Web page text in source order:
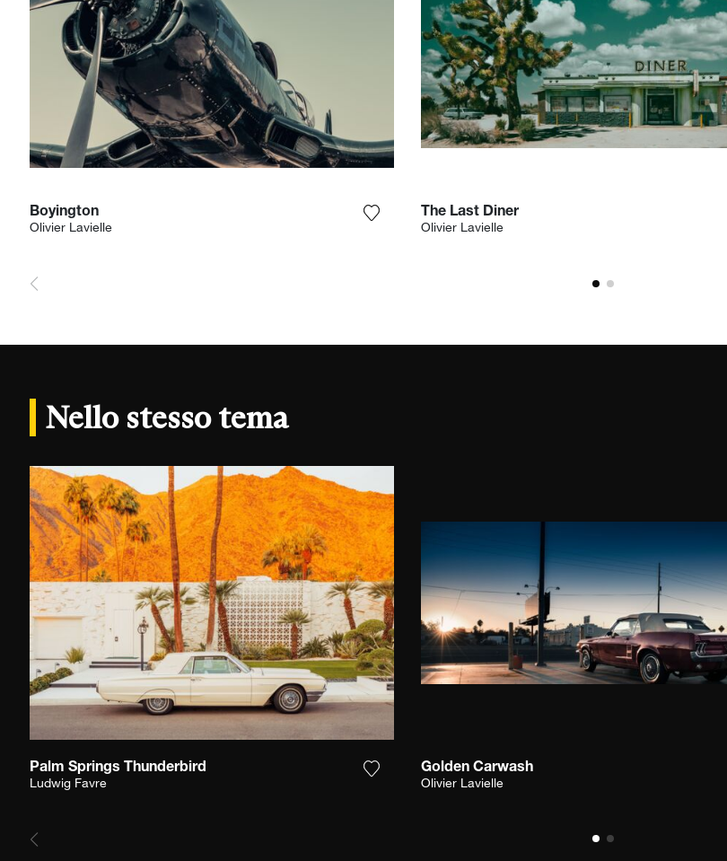
Boyington
Olivier Lavielle Aggiungi la fotografia alla mia lista dei desideri
The Last Diner
Olivier Lavielle
Nello stesso tema
Palm Springs Thunderbird
Ludwig Favre Aggiungi la fotografia alla mia lista dei desideri
Golden Carwash
Olivier Lavielle